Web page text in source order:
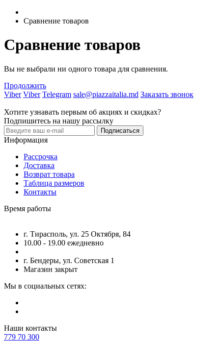
Сравнение товаров
Сравнение товаров
Вы не выбрали ни одного товара для сравнения.
Продолжить
Viber Viber Telegram sale@piazzaitalia.md Заказать звонок
Хотите узнавать первым об акциях и скидках?
Подпишитесь на нашу рассылку
Подписаться
Информация
Рассрочка
Доставка
Возврат товара
Таблица размеров
Контакты
Время работы
г. Тирасполь, ул. 25 Октября, 84
10.00 - 19.00 ежедневно
г. Бендеры, ул. Советская 1
Магазин закрыт
Мы в социальных сетях:
Наши контакты
779 70 300